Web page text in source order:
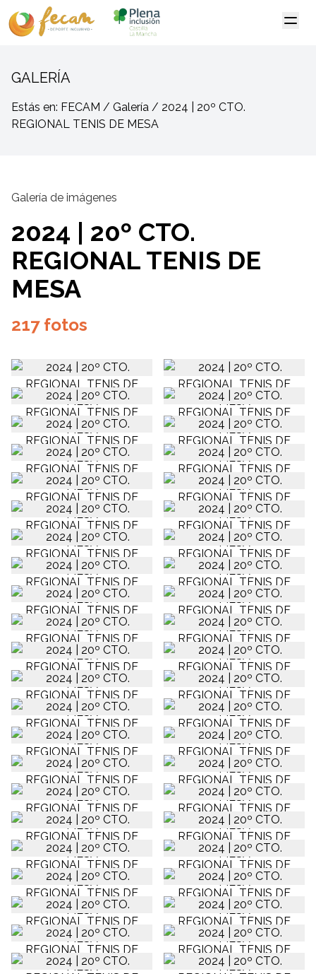
GALERÍA
Estás en: FECAM / Galería / 2024 | 20º CTO.
REGIONAL TENIS DE MESA
Galería de imágenes
2024 | 20º CTO.
REGIONAL TENIS DE
MESA
217 fotos